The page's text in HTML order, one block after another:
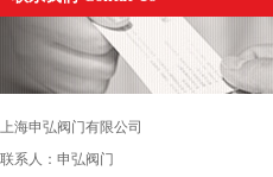
上海申弘阀门有限公司
联系人：申弘阀门